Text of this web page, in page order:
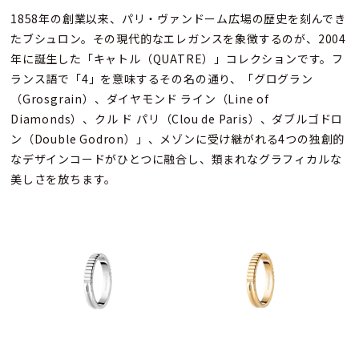
1858年の創業以来、パリ・ヴァンドーム広場の歴史を刻んでき
たブシュロン。その現代的なエレガンスを象徴するのが、2004
年に誕生した「キャトル（QUATRE）」コレクションです。フ
ランス語で「4」を意味するその名の通り、「グログラン
（Grosgrain）、ダイヤモンド ライン（Line of
Diamonds）、クル ド パリ（Clou de Paris）、ダブルゴドロ
ン（Double Godron）」、メゾンに受け継がれる4つの独創的
なデザインコードがひとつに融合し、類まれなグラフィカルな
美しさを放ちます。